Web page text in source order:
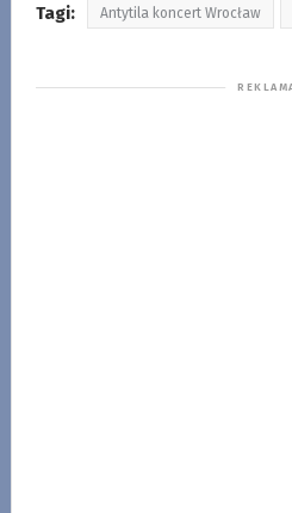
Tagi: Antytila koncert Wrocław